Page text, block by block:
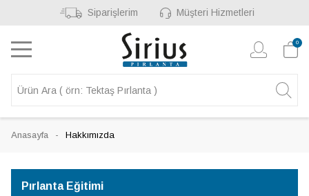
Siparişlerim Müşteri Hizmetleri
0
Anasayfa Hakkımızda
Pırlanta Eğitimi